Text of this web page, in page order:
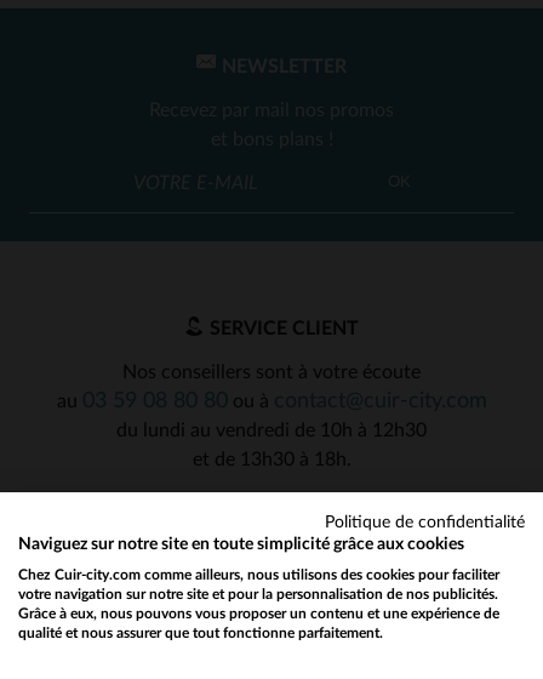
NEWSLETTER
Recevez par mail nos promos
et bons plans !
OK
SERVICE CLIENT
Nos conseillers sont à votre écoute
au
ou à
du lundi au vendredi de 10h à 12h30
et de 13h30 à 18h.
Would you like to be redirected to our English site?
Politique de confidentialité
Naviguez sur notre site en toute simplicité grâce aux cookies
Chez Cuir-city.com comme ailleurs, nous utilisons des cookies pour faciliter
votre navigation sur notre site et pour la personnalisation de nos publicités.
Grâce à eux, nous pouvons vous proposer un contenu et une expérience de
qualité et nous assurer que tout fonctionne parfaitement.